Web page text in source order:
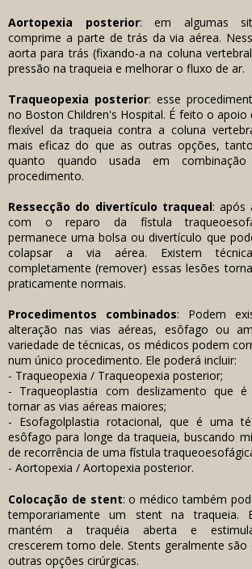
Aortopexia posterior: em algumas
comprime a parte de trás da via aérea.
aorta para trás (fixando-a na coluna
pressão na traqueia e melhorar o fluxo de ar.
Traqueopexia posterior: esse
no Boston Children's Hospital. É feito o apoio
flexível da traqueia contra a coluna
mais eficaz do que as outras opções,
quanto quando usada em
procedimento.
Ressecção do divertículo traqueal: após
com o reparo da fístula
permanece uma bolsa ou divertículo que
colapsar a via aérea. Existem
completamente (remover) essas lesões
praticamente normais.
Procedimentos combinados: Podem
alteração nas vias aéreas, esôfago ou
variedade de técnicas, os médicos podem
num único procedimento. Ele poderá incluir:
- Traqueopexia / Traqueopexia posterior;
- Traqueoplastia com deslizamento que
tornar as vias aéreas maiores;
- Esofagolplastia rotacional, que é uma
esôfago para longe da traqueia, buscando
de recorrência de uma fístula
- Aortopexia / Aortopexia posterior.
Colocação de stent: o médico também
temporariamente um stent na traqueia.
mantém a traquéia aberta e
crescerem torno dele. Stents geralmente
outras opções cirúrgicas.